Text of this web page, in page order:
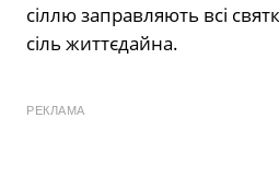
сіллю заправляють всі
сіль життєдайна.
РЕКЛАМА